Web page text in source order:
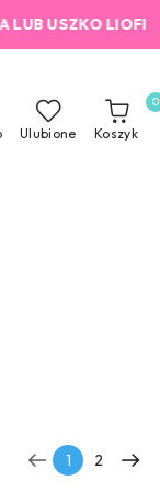
Ulubione Koszyk
0
1 2